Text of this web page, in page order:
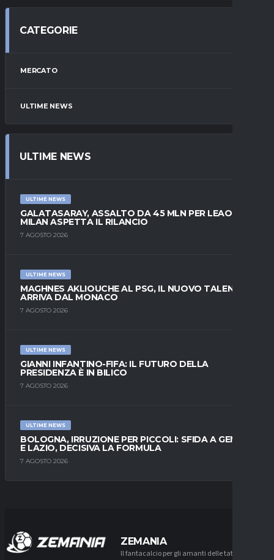
CATEGORIE
MERCATO
ULTIME NEWS
ULTIME NEWS
ULTIME NEWS
GALATASARAY, ASSALTO DA 45 MLN PER LEAO:
MILAN ASPETTA IL RILANCIO
7 AGOSTO 2026
ULTIME NEWS
MAGHNES AKLIOUCHE AL PSG, IL NUOVO TALENTO
ARRIVA DAL MONACO
7 AGOSTO 2026
ULTIME NEWS
GIANNI INFANTINO-FIFA: IL FUTURO DELLA
PRESIDENZA È IN BILICO
7 AGOSTO 2026
ULTIME NEWS
BOLOGNA, IRRUZIONE PER PICCOLI: SFIDA A GENOA
E LAZIO, DECISIVA LA FORMULA
7 AGOSTO 2026
ZEMANIA
Il fantacalcio per gli amanti delle tattiche